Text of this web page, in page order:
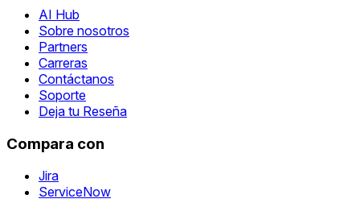
AI Hub
Sobre nosotros
Partners
Carreras
Contáctanos
Soporte
Deja tu Reseña
Compara con
Jira
ServiceNow